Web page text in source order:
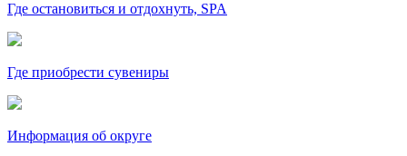
Где остановиться и отдохнуть, SPA
Где приобрести сувениры
Информация об округе